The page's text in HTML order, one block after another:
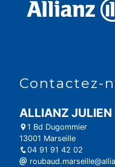
Contactez-
ALLIANZ JULIEN
1 Bd Dugommier
13001 Marseille
04 91 91 42 02